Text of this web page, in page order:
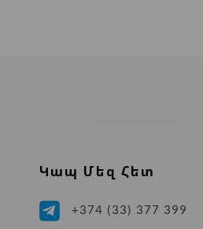
Կապ Մեզ Հետ
+374 (33) 377 399